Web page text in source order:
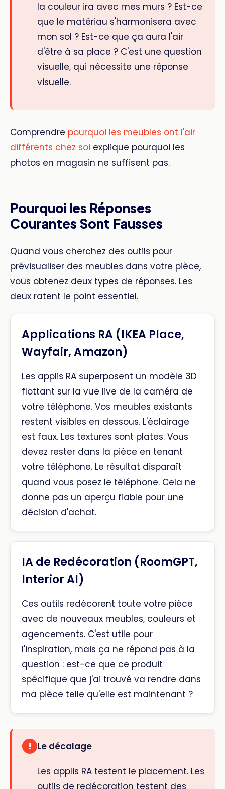
la couleur ira avec mes murs ? Est-ce
que le matériau s'harmonisera avec
mon sol ? Est-ce que ça aura l'air
d'être à sa place ? C'est une question
visuelle, qui nécessite une réponse
visuelle.
Comprendre pourquoi les meubles ont l'air
différents chez soi explique pourquoi les
photos en magasin ne suffisent pas.
Pourquoi les Réponses
Courantes Sont Fausses
Quand vous cherchez des outils pour
prévisualiser des meubles dans votre pièce,
vous obtenez deux types de réponses. Les
deux ratent le point essentiel.
Applications RA (IKEA Place,
Wayfair, Amazon)
Les applis RA superposent un modèle 3D
flottant sur la vue live de la caméra de
votre téléphone. Vos meubles existants
restent visibles en dessous. L'éclairage
est faux. Les textures sont plates. Vous
devez rester dans la pièce en tenant
votre téléphone. Le résultat disparaît
quand vous posez le téléphone. Cela ne
donne pas un aperçu fiable pour une
décision d'achat.
IA de Redécoration (RoomGPT,
Interior AI)
Ces outils redécorent toute votre pièce
avec de nouveaux meubles, couleurs et
agencements. C'est utile pour
l'inspiration, mais ça ne répond pas à la
question : est-ce que ce produit
spécifique que j'ai trouvé va rendre dans
ma pièce telle qu'elle est maintenant ?
! Le décalage
Les applis RA testent le placement. Les
outils de redécoration testent des